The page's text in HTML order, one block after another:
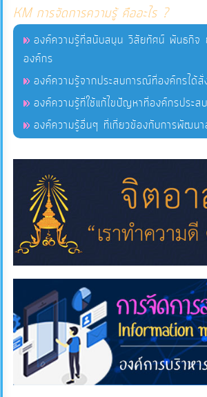
การ
ดำเนิน
ให้
แผนการ
ใช้
จ่าย
งบ
ประมาณ
ประจำ
ปี
การ
บริหาร
KM การจัดการความรู้ คืออะไร ?
องค์ความรู้ที่สนับสนุน วิสัยทัศน์ พันธกิจ
องค์กร
องค์ความรู้จากประสบการณ์ที่องค์กรได้สั่
องค์ความรู้ที่ใช้แก้ไขปัญหาที่องค์กรประส
องค์ความรู้อื่นๆ ที่เกี่ยวข้องกับการพัฒน